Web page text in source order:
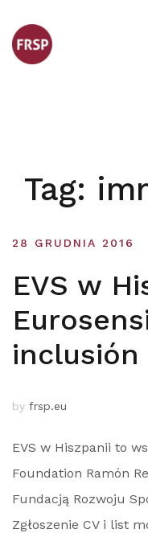
content
Tag:
28 GRUDNIA 2016
EVS w
inclusión
by frsp.eu
EVS w Hiszpanii to
Foundation Ramón
Fundacją Rozwoju
Zgłoszenie CV i list